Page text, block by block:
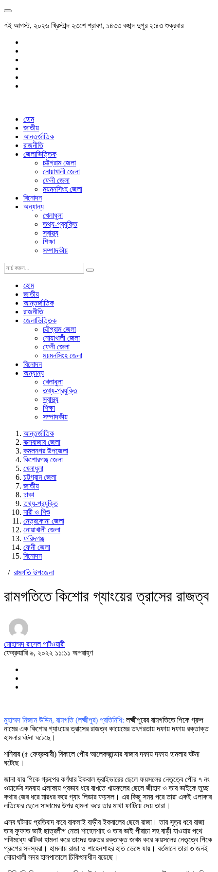
৭ই আগস্ট, ২০২৬ খ্রিস্টাব্দ ২৩শে শ্রাবণ, ১৪৩৩ বঙ্গাব্দ দুপুর ২:৪৩ শুক্রবার
হোম
জাতীয়
আন্তর্জাতিক
রাজনীতি
জেলাভিত্তিক
চট্টগ্রাম জেলা
নোয়াখালী জেলা
ফেনী জেলা
ময়মনসিংহ জেলা
বিনোদন
অন্যান্য
খেলাধুলা
তথ্য-প্রযুক্তি
স্বাস্থ্য
শিক্ষা
সম্পাদকীয়
হোম
জাতীয়
আন্তর্জাতিক
রাজনীতি
জেলাভিত্তিক
চট্টগ্রাম জেলা
নোয়াখালী জেলা
ফেনী জেলা
ময়মনসিংহ জেলা
বিনোদন
অন্যান্য
খেলাধুলা
তথ্য-প্রযুক্তি
স্বাস্থ্য
শিক্ষা
সম্পাদকীয়
আন্তর্জাতিক
কক্সবাজার জেলা
কমলনগর উপজেলা
কিশোরগঞ্জ জেলা
খেলাধুলা
চট্টগ্রাম জেলা
জাতীয়
ঢাকা
তথ্য-প্রযুক্তি
নারী ও শিশু
নেত্রকোনা জেলা
নোয়াখালী জেলা
ফরিদগঞ্জ
ফেনী জেলা
বিনোদন
/ রামগতি উপজেলা
রামগতিতে কিশোর গ্যাংয়ের ত্রাসের রাজত্ব
মোহাম্মদ রাসেল পাটওয়ারী
ফেব্রুয়ারি ৬, ২০২২ ১১:১১ অপরাহ্ণ
মুহাম্মদ নিজাম উদ্দিন, রামগতি (লক্ষ্মীপুর) প্রতিনিধি: লক্ষ্মীপুরের রামগতিতে পিকে গ্রুপ
নামের এক কিশোর গ্যাংয়ের ত্রাসের রাজত্ব কায়েমের তৎপরতায় দফায় দফায় রক্তাক্ত
হামলার ঘটনা ঘটেছে।
শনিবার (৫ ফেব্রুয়ারী) বিকালে পৌর আলেকজান্ডার বাজার দফায় দফায় হামলার ঘটনা
ঘটেছে।
জানা যায় পিকে গ্রুপের কর্ণধার ইকবাল ড্রাইভারের ছেলে ফয়সলের নেতৃত্বে পৌর ৭ নং
ওয়ার্ডের সমবায় এলাকায় প্রভাব ধরে রাখতে খায়রুলের ছেলে জীহাদ ও তার ভাইকে তুচ্ছ
কথার জের ধরে মারধর করে গ্যাং লিডার ফয়সল। এর কিছু সময় পরে তারা একই এলাকার
লতিফের ছেলে সাদ্দামের উপর হামলা করে তার মাথা ফাটিয়ে দেয় তারা।
এসব ঘটনায় প্রতিবাদ করে বাকলাই বাড়ীর ইকবালের ছেলে রাজা। তার সূত্র ধরে রাজা
তার ফুফাত ভাই ছাত্রলীগ নেতা শাহেনশাহ ও তার ভাই পীরাচা সহ বাড়ী যাওয়ার পথে
পথিমধ্যে ঝটিকা হামলা করে তাদের গুরুতর রক্তাক্ত জখম করে ফয়সলের নেতৃত্বে পিকে
গ্রুপের সদস্যরা। হামলায় রাজা ও শাহেনশাহর হাত ভেঙ্গে যায়। বর্তমানে তারা ৩ জনই
নোয়াখালী সদর হাসপাতালে চিকিৎসাধীন রয়েছে।